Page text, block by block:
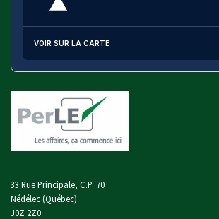
VOIR SUR LA CARTE
33 Rue Principale, C.P. 70
Nédélec (Québec)
J0Z 2Z0